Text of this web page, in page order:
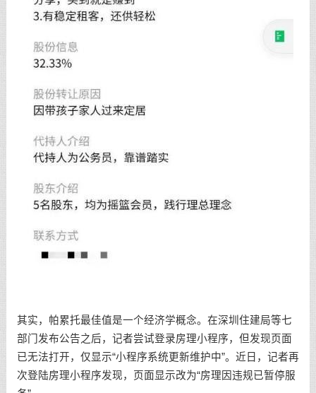
其实，帕累托最佳值是一个经济学概念。在深圳住建局等七
部门发布公告之后，记者尝试登录房理小程序，但发现页面
已无法打开，仅显示“小程序系统更新维护中”。近日，记者再
次登陆房理小程序发现，页面显示改为“房理因违规已暂停服